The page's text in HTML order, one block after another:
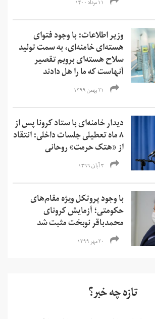
۱۱ مرداد ۱۴۰۰
وزیر اطلاعات: با وجود فتوای
هسته‌ای خامنه‌ای، به سمت تولید
سلاح هسته‌ای برویم تقصیر
آنهاست که ما را هل دادند
۲۱ بهمن ۱۳۹۹
دیدار خامنه‌ای با ستاد کرونا پس از
۸ ماه تعطیلی جلسات داخلی: انتقاد
از «هتک حرمت» روحانی
۳ آبان ۱۳۹۹
با وجود پروتکل ویژه مقام‌های
حکومتی؛ آزمایش کرونای
محمدباقر نوبخت مثبت شد
۲۰ مهر ۱۳۹۹
تازه چه خبر؟